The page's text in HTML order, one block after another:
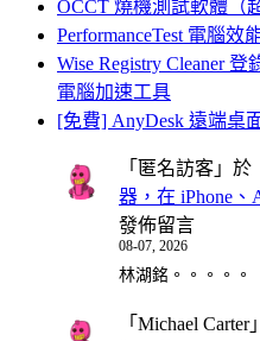
OCCT 燒機測試軟體（
PerformanceTest 電腦
Wise Registry Cleaner
電腦加速工具
[免費] AnyDesk 遠端桌
「 匿名訪客 」於
器，在 iPhone、
發佈留言
08-07, 2026
林湖銘。。。。。
「 Michael Carter